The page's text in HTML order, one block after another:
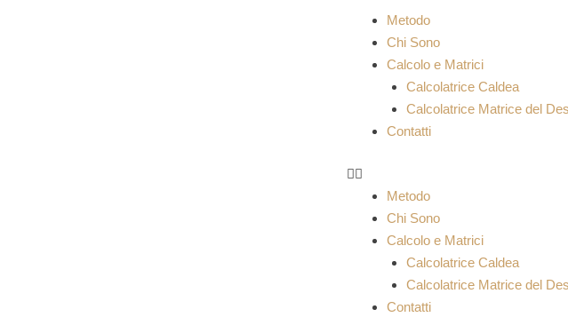
Metodo
Chi Sono
Calcolo e Matrici
Calcolatrice Caldea
Calcolatrice Matrice del
Contatti
Metodo
Chi Sono
Calcolo e Matrici
Calcolatrice Caldea
Calcolatrice Matrice del
Contatti